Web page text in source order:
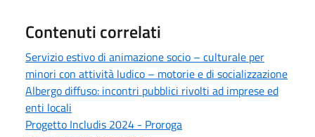
Contenuti correlati
Servizio estivo di animazione socio – culturale per
minori con attività ludico – motorie e di socializzazione
Albergo diffuso: incontri pubblici rivolti ad imprese ed
enti locali
Progetto Includis 2024 - Proroga